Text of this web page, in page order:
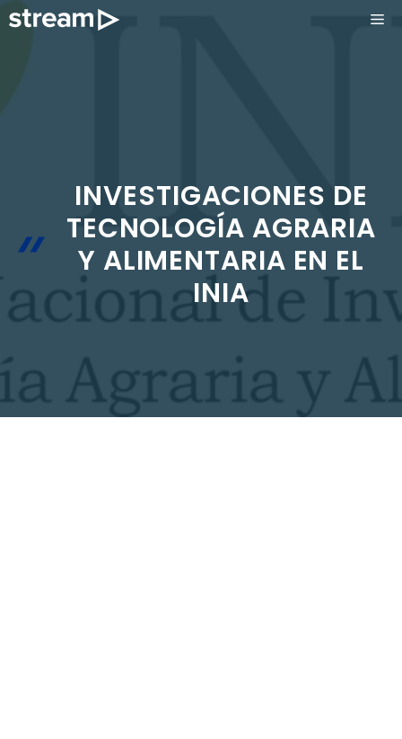
Saltar
INVESTIGACIONES DE
TECNOLOGÍA AGRARIA
Y ALIMENTARIA EN EL
INIA